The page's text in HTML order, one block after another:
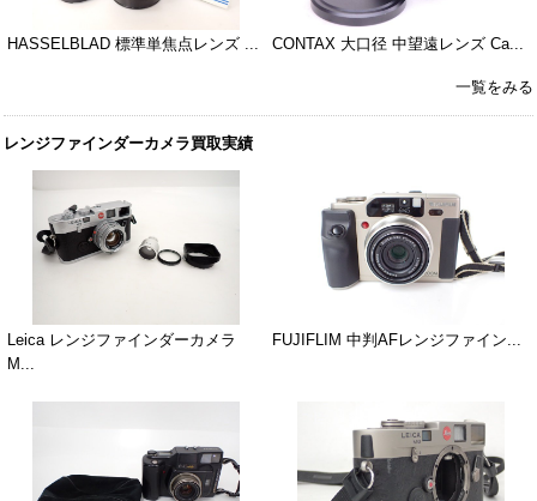
HASSELBLAD 標準単焦点レンズ ... CONTAX 大口径 中望遠レンズ Ca...
一覧をみる
レンジファインダーカメラ買取実績
Leica レンジファインダーカメラ
M...
FUJIFLIM 中判AFレンジファイン...